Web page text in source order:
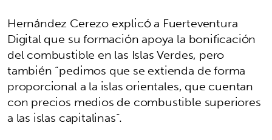
Hernández Cerezo explicó a Fuerteventura
Digital que su formación apoya la bonificación
del combustible en las Islas Verdes, pero
también “pedimos que se extienda de forma
proporcional a la islas orientales, que cuentan
con precios medios de combustible superiores
a las islas capitalinas”.